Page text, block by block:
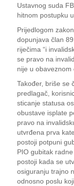
Ustavnog suda
hitnom postupku
Prijedlogom
dopunjava član
riječima “i
se pravo na
nije u obaveznom
Također, briše se
predlagač,
sticanje statusa
obustave isplate
pravo na
utvrđena prva
postoji potpuni
PIO gubitak
postoji kada se
osiguranju trajno
odnosno poslu